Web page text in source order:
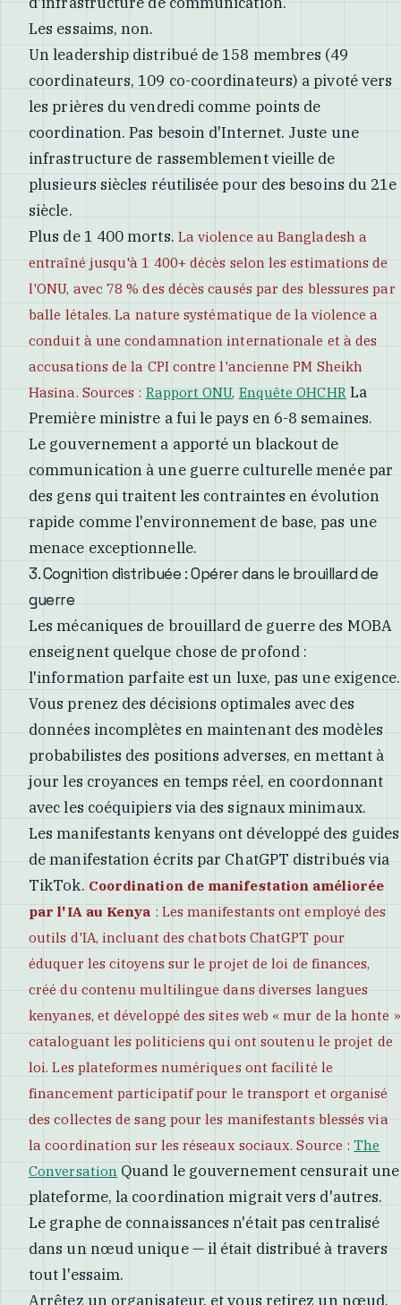
Les essaims, non.
Un leadership distribué de 158 membres (49
coordinateurs, 109 co-coordinateurs) a pivoté vers
les prières du vendredi comme points de
coordination. Pas besoin d'Internet. Juste une
infrastructure de rassemblement vieille de
plusieurs siècles réutilisée pour des besoins du 21e
siècle.
Plus de 1 400 morts. La violence au Bangladesh a
entraîné jusqu'à 1 400+ décès selon les estimations de
l'ONU, avec 78 % des décès causés par des blessures par
balle létales. La nature systématique de la violence a
conduit à une condamnation internationale et à des
accusations de la CPI contre l'ancienne PM Sheikh
Hasina. Sources : Rapport ONU, Enquête OHCHRLa
Première ministre a fui le pays en 6-8 semaines.
Le gouvernement a apporté un blackout de
communication à une guerre culturelle menée par
des gens qui traitent les contraintes en évolution
rapide comme l'environnement de base, pas une
menace exceptionnelle.
3. Cognition distribuée : Opérer dans le brouillard de
guerre
Les mécaniques de brouillard de guerre des MOBA
enseignent quelque chose de profond :
l'information parfaite est un luxe, pas une exigence.
Vous prenez des décisions optimales avec des
données incomplètes en maintenant des modèles
probabilistes des positions adverses, en mettant à
jour les croyances en temps réel, en coordonnant
avec les coéquipiers via des signaux minimaux.
Les manifestants kenyans ont développé des guides
de manifestation écrits par ChatGPT distribués via
TikTok. Coordination de manifestation améliorée
par l'IA au Kenya : Les manifestants ont employé des
outils d'IA, incluant des chatbots ChatGPT pour
éduquer les citoyens sur le projet de loi de finances,
créé du contenu multilingue dans diverses langues
kenyanes, et développé des sites web « mur de la honte »
cataloguant les politiciens qui ont soutenu le projet de
loi. Les plateformes numériques ont facilité le
financement participatif pour le transport et organisé
des collectes de sang pour les manifestants blessés via
la coordination sur les réseaux sociaux. Source :The
Conversation Quand le gouvernement censurait une
plateforme, la coordination migrait vers d'autres.
Le graphe de connaissances n'était pas centralisé
dans un nœud unique — il était distribué à travers
tout l'essaim.
Arrêtez un organisateur, et vous retirez un nœud.